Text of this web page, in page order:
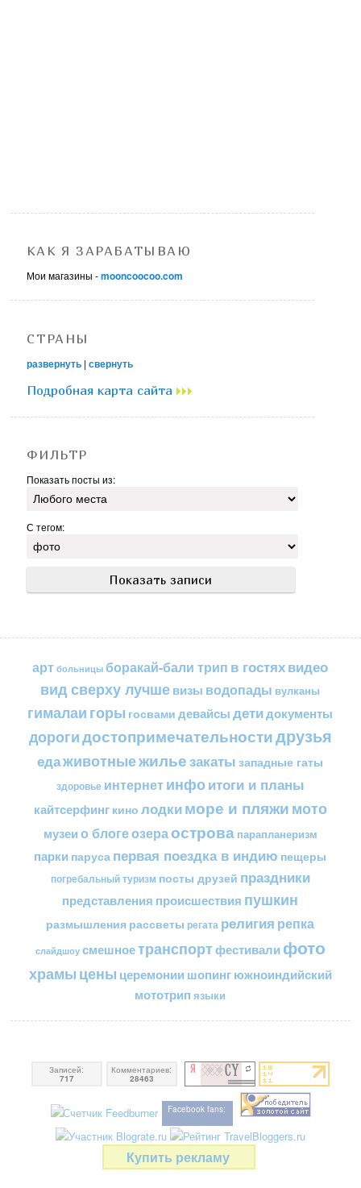
КАК Я ЗАРАБАТЫВАЮ
Мои магазины -mooncoocoo.com
СТРАНЫ
развернуть |свернуть
Подробная карта сайта
ФИЛЬТР
Показать посты из:
С тегом:
арт больницы боракай-бали трип в гостяхвидео
вид сверху лучшевизы водопады вулканы
гималаи горы госвами девайсы детидокументы
дорогидостопримечательностидрузья
едаживотныежильезакаты западные гаты
здоровье интернетинфоитоги и планы
кайтсерфинг кино лодкиморе и пляжимото
музеи о блогеозераострова парапланеризм
парки паруса первая поездка в индию пещеры
погребальный туризм посты друзей праздники
представления происшествия пушкин
размышления рассветы регата религия репка
слайдшоу смешноетранспортфестивали фото
храмы цены церемонии шопингюжноиндийский
мототрип языки
Записей:
717
Комментариев:
28463
Facebook fans:
Купить рекламу